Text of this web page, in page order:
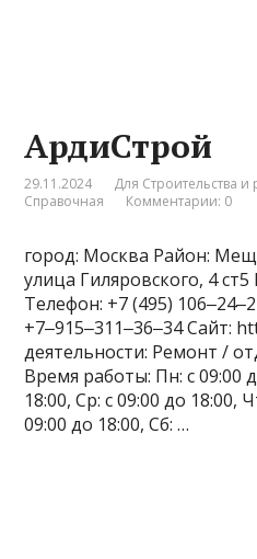
АрдиСтрой
29.11.2024 Для Строительства и
Справочная
Комментарии: 0
город: Москва Район:
улица Гиляровского, 4 ст5
Телефон: +7 (495)
+7‒915‒311‒36‒34 Сайт:
деятельности: Ремонт /
Время работы: Пн: с 09:00
18:00, Ср: с 09:00 до 18:00,
09:00 до 18:00, Сб: …